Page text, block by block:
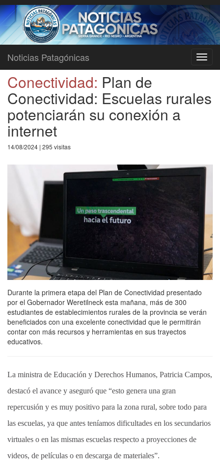
Noticias Patagónicas
Conectividad: Plan de
Conectividad: Escuelas rurales
potenciarán su conexión a
internet
14/08/2024 | 295 visitas
Durante la primera etapa del Plan de Conectividad presentado
por el Gobernador Weretilneck esta mañana, más de 300
estudiantes de establecimientos rurales de la provincia se verán
beneficiados con una excelente conectividad que le permitirán
contar con más recursos y herramientas en sus trayectos
educativos.
La ministra de Educación y Derechos Humanos, Patricia Campos,
destacó el avance y aseguró que “esto genera una gran
repercusión y es muy positivo para la zona rural, sobre todo para
las escuelas, ya que antes teníamos dificultades en los secundarios
virtuales o en las mismas escuelas respecto a proyecciones de
videos, de películas o en descarga de materiales”.